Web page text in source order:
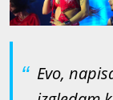
Evo,